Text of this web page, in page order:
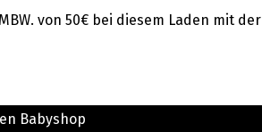
von 50€ bei diesem Laden mit der
Babyshop